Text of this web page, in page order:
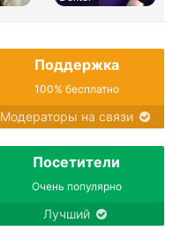
Поддержка
100% бесплатно
Модераторы на связи
Посетители
Очень популярно
Лучший